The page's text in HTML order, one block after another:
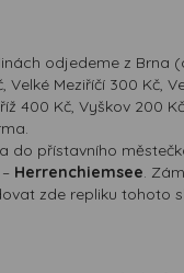
odjedeme z Brna
Velké Meziříčí 300 Kč,
400 Kč, Vyškov 200
do přístavního
Herrenchiemsee.
zde repliku